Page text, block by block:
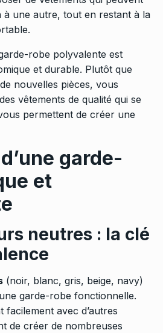
à une autre, tout en restant à la
robe polyvalente est
et durable. Plutôt que
nouvelles pièces, vous
vêtements de qualité qui se
permettent de créer une
garde-
et
neutres : la clé
(noir, blanc, gris, beige, navy)
garde-robe fonctionnelle.
facilement avec d’autres
de créer de nombreuses